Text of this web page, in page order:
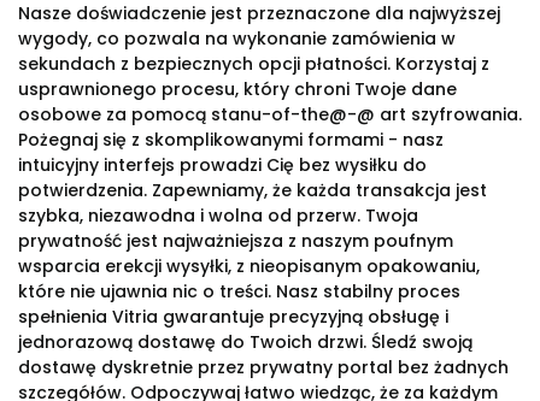
Nasze doświadczenie jest przeznaczone dla najwyższej
wygody, co pozwala na wykonanie zamówienia w
sekundach z bezpiecznych opcji płatności. Korzystaj z
usprawnionego procesu, który chroni Twoje dane
osobowe za pomocą stanu-of-the@-@ art szyfrowania.
Pożegnaj się z skomplikowanymi formami - nasz
intuicyjny interfejs prowadzi Cię bez wysiłku do
potwierdzenia. Zapewniamy, że każda transakcja jest
szybka, niezawodna i wolna od przerw. Twoja
prywatność jest najważniejsza z naszym poufnym
wsparcia erekcji wysyłki, z nieopisanym opakowaniu,
które nie ujawnia nic o treści. Nasz stabilny proces
spełnienia Vitria gwarantuje precyzyjną obsługę i
jednorazową dostawę do Twoich drzwi. Śledź swoją
dostawę dyskretnie przez prywatny portal bez żadnych
szczegółów. Odpoczywaj łatwo wiedząc, że za każdym